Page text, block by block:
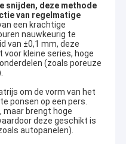
snijden, deze methode
van regelmatige
een krachtige
nauwkeurig te
van ±0,1 mm, deze
kleine series, hoge
(zoals poreuze
om de vorm van het
ponsen op een pers.
maar brengt hoge
deze geschikt is
autopanelen).